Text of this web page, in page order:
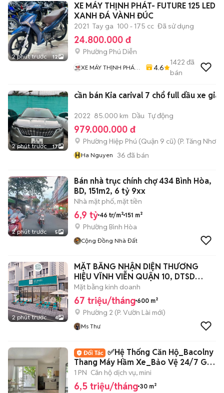
2 phút trước 12
XE MÁY THỊNH PHÁT- FUTURE 125 LED
XANH ĐÁ VÀNH ĐÚC
2021 Tay ga 100 - 175 cc Đã sử dụng
24.800.000 đ
Phường Phú Diễn
XE MÁY THỊNH PHÁT
4.6
1422 đã
bán
2 phút trước 17
cần bán Kia carival 7 chổ full dầu xe gia
2022 85.000 km Dầu Tự động
979.000.000 đ
Phường Hiệp Phú (Quận 9 cũ) (P. Tăng Nhơn
HHa Nguyen 36 đã bán
2 phút trước 5
Bán nhà trục chính chợ 434 Bình Hòa,
BD, 151m2, 6 tỷ 9xx
Nhà mặt phố, mặt tiền
6,9 tỷ 46 tr/m² 151 m²
Phường Bình Hòa
Cộng Đồng Nhà Đất
2 phút trước 4
MẶT BẰNG NHẬN DIỆN THƯƠNG
HIỆU VĨNH VIỄN QUẬN 10, DTSD
600M2
Mặt bằng kinh doanh
67 triệu/tháng 600 m²
Phường 2 (P. Vườn Lài mới)
Ms Thư
✅Hệ Thống Căn Hộ_Bacolny
Thang Máy Hầm Xe_Bảo Vệ 24/7 Gần
UEF, Hutech✅
1 PN Căn hộ dịch vụ, mini
6,5 triệu/tháng 30 m²